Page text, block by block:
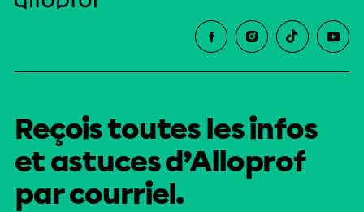
Reçois toutes les infos
et astuces d’Alloprof
par courriel.